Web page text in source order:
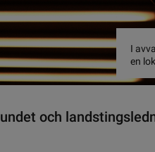
I
en
och